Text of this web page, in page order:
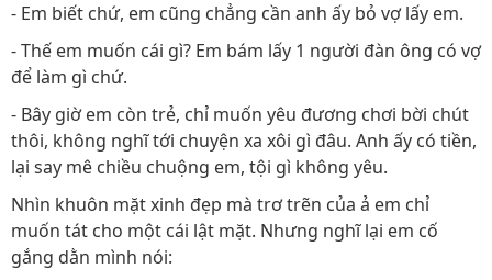
- Em biết chứ, em cũng chẳng cần anh ấy bỏ vợ lấy em.
- Thế em muốn cái gì? Em bám lấy 1 người đàn ông có vợ
để làm gì chứ.
- Bây giờ em còn trẻ, chỉ muốn yêu đương chơi bời chút
thôi, không nghĩ tới chuyện xa xôi gì đâu. Anh ấy có tiền,
lại say mê chiều chuộng em, tội gì không yêu.
Nhìn khuôn mặt xinh đẹp mà trơ trẽn của ả em chỉ
muốn tát cho một cái lật mặt. Nhưng nghĩ lại em cố
gắng dằn mình nói: